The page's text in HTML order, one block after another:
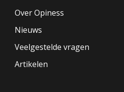
Over Opiness
Nieuws
Veelgestelde vragen
Artikelen